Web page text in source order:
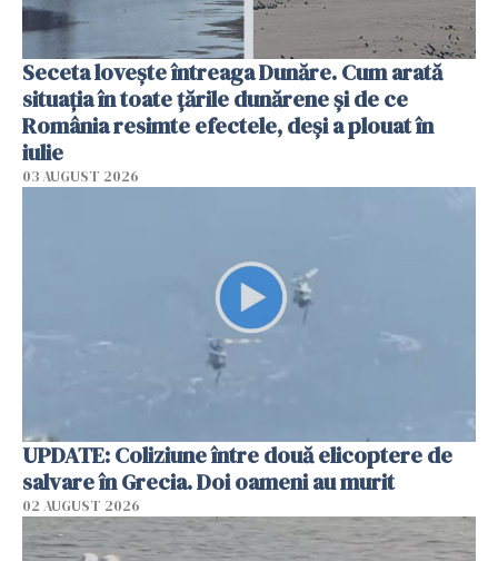
Seceta lovește întreaga Dunăre. Cum arată
situația în toate țările dunărene și de ce
România resimte efectele, deși a plouat în
iulie
03 AUGUST 2026
UPDATE: Coliziune între două elicoptere de
salvare în Grecia. Doi oameni au murit
02 AUGUST 2026